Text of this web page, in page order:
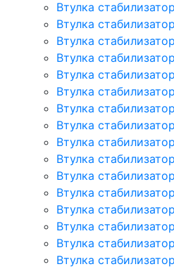
Втулка
Втулка
Втулка
Втулка
Втулка
Втулка
Втулка
Втулка
Втулка
Втулка
Втулка
Втулка
Втулка
Втулка
Втулка
Втулка